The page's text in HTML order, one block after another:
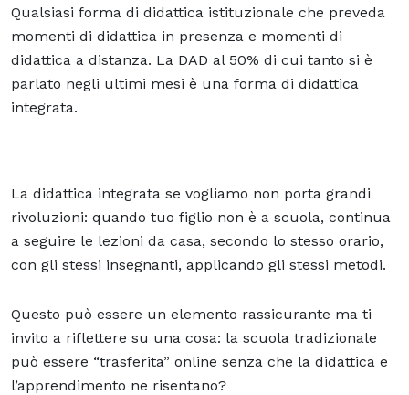
Qualsiasi forma di didattica istituzionale che preveda
momenti di didattica in presenza e momenti di
didattica a distanza. La DAD al 50% di cui tanto si è
parlato negli ultimi mesi è una forma di didattica
integrata.
La didattica integrata se vogliamo non porta grandi
rivoluzioni: quando tuo figlio non è a scuola, continua
a seguire le lezioni da casa, secondo lo stesso orario,
con gli stessi insegnanti, applicando gli stessi metodi.
Questo può essere un elemento rassicurante ma ti
invito a riflettere su una cosa: la scuola tradizionale
può essere “trasferita” online senza che la didattica e
l’apprendimento ne risentano?